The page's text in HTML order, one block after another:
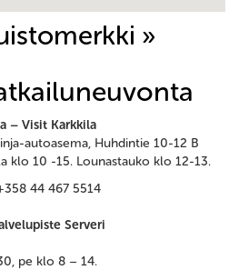
»
– Visit Karkkila
autoasema, Huhdintie 10-12 B
klo 10 -15. Lounastauko klo 12-13.
44 467 5514
Serveri
pe klo 8 – 14.